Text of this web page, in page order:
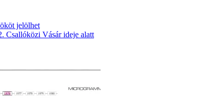
jelölhet
Csallóközi Vásár ideje alatt